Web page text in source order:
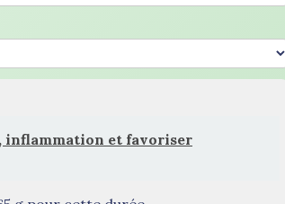
inflammation et favoriser